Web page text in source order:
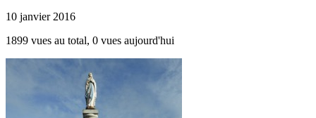
10 janvier 2016
1899 vues au total, 0 vues aujourd'hui